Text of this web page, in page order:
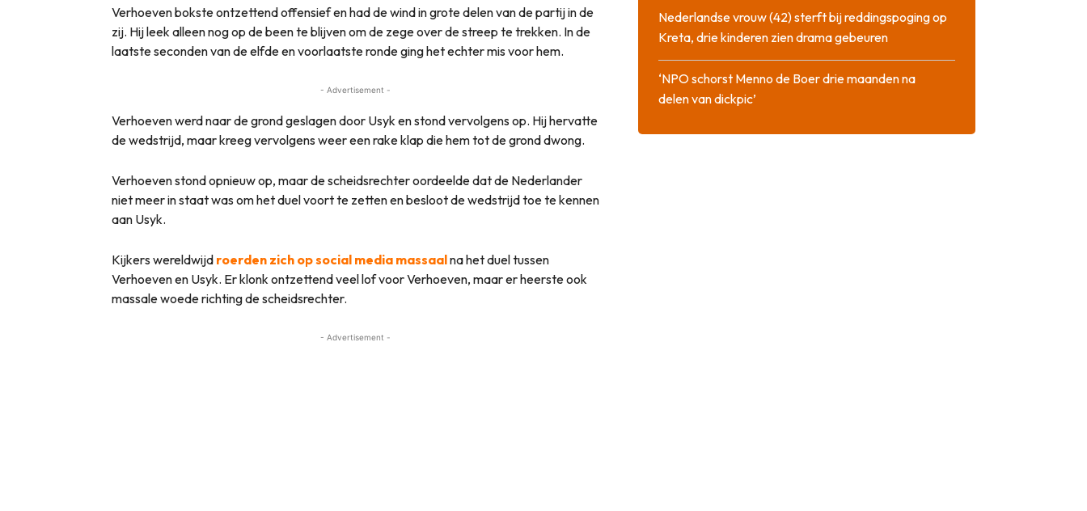
Verhoeven bokste ontzettend offensief en had de wind in grote delen van de partij in de
zij. Hij leek alleen nog op de been te blijven om de zege over de streep te trekken. In de
laatste seconden van de elfde en voorlaatste ronde ging het echter mis voor hem.
- Advertisement -
Verhoeven werd naar de grond geslagen door Usyk en stond vervolgens op. Hij hervatte
de wedstrijd, maar kreeg vervolgens weer een rake klap die hem tot de grond dwong.
Verhoeven stond opnieuw op, maar de scheidsrechter oordeelde dat de Nederlander
niet meer in staat was om het duel voort te zetten en besloot de wedstrijd toe te kennen
aan Usyk.
Kijkers wereldwijd roerden zich op social media massaalna het duel tussen
Verhoeven en Usyk. Er klonk ontzettend veel lof voor Verhoeven, maar er heerste ook
massale woede richting de scheidsrechter.
- Advertisement -
Nederlandse vrouw (42) sterft bij reddingspoging op
Kreta, drie kinderen zien drama gebeuren
‘NPO schorst Menno de Boer drie maanden na
delen van dickpic’